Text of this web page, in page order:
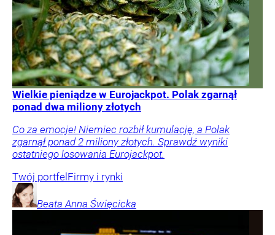
Wielkie pieniądze w Eurojackpot. Polak zgarnął
ponad dwa miliony złotych
Co za emocje! Niemiec rozbił kumulację, a Polak
zgarnął ponad 2 miliony złotych. Sprawdź wyniki
ostatniego losowania Eurojackpot.
Twój portfel Firmy i rynki
Beata Anna Święcicka